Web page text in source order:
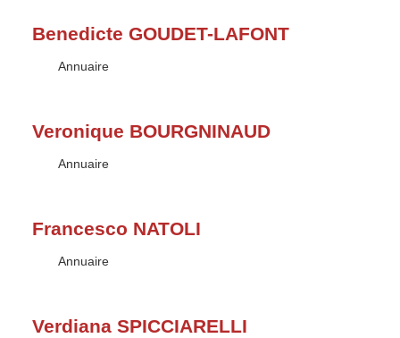
Benedicte GOUDET-LAFONT
Type :
Annuaire
Veronique BOURGNINAUD
Type :
Annuaire
Francesco NATOLI
Type :
Annuaire
Verdiana SPICCIARELLI